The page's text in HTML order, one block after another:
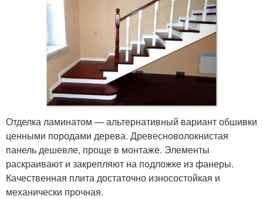
Отделка ламинатом — альтернативный вариант обшивки
ценными породами дерева. Древесноволокнистая
панель дешевле, проще в монтаже. Элементы
раскраивают и закрепляют на подложке из фанеры.
Качественная плита достаточно износостойкая и
механически прочная.